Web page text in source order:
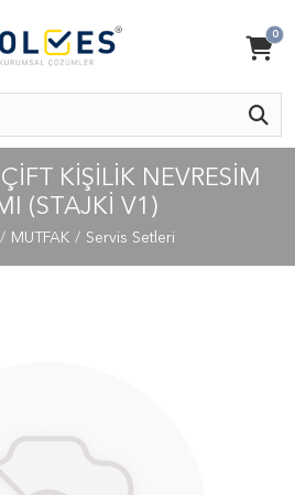
0
KIŞILIK NEVRESIM
(STAJKI V1)
MUTFAK Servis Setleri